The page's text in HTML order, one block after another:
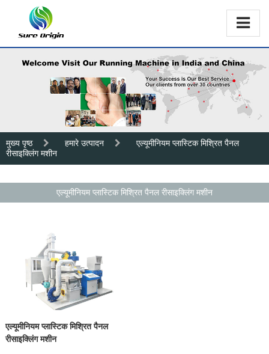
मुख्य पृष्ठ हमारे उत्पादन
एल्यूमीनियम प्लास्टिक मिश्रित पैनल
रीसाइक्लिंग मशीन
एल्यूमीनियम प्लास्टिक मिश्रित पैनल रीसाइक्लिंग मशीन
एल्यूमीनियम प्लास्टिक मिश्रित पैनल
रीसाइक्लिंग मशीन